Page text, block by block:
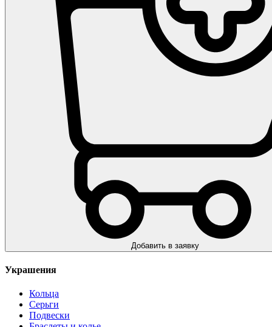
Добавить в заявку
Украшения
Кольца
Серьги
Подвески